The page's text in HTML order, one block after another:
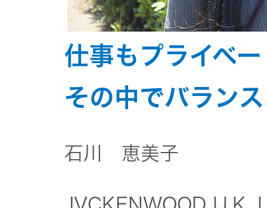
頭外定位
技術
客様 トッ
仕事もプライベ
その中でバラン
石川 恵美子